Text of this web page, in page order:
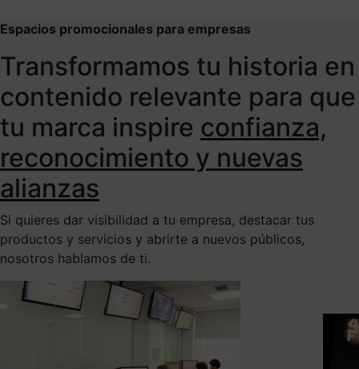
Espacios promocionales para empresas
Transformamos tu historia en
contenido relevante para que
tu marca inspire confianza,
reconocimiento y nuevas
alianzas
Si quieres dar visibilidad a tu empresa, destacar tus
productos y servicios y abrirte a nuevos públicos,
nosotros hablamos de ti.